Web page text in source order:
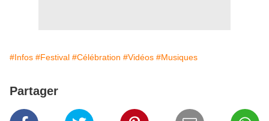
#Infos #Festival #Célébration #Vidéos #Musiques
Partager